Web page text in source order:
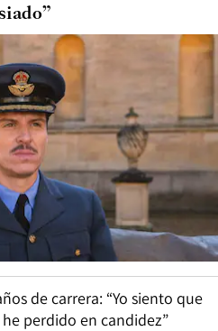
de carrera: “Yo siento que
perdido en candidez”